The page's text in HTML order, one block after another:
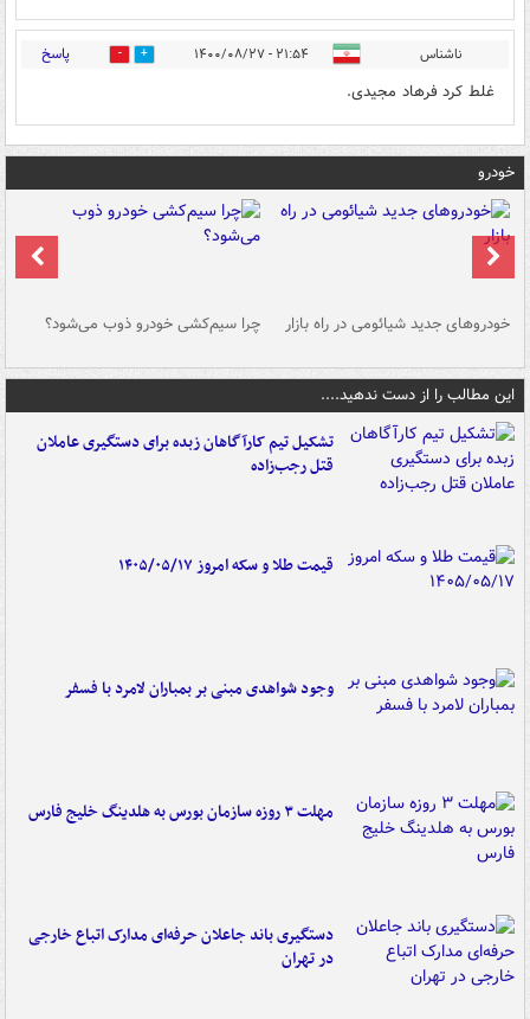
ناشناس ۲۱:۵۴ - ۱۴۰۰/۰۸/۲۷ 4 پاسخ
غلط کرد فرهاد مجیدی.
خودرو
خودروهای جدید شیائومی در راه بازار چرا سیم‌کشی خودرو ذوب می‌شود؟
این مطالب را از دست ندهید....
تشکیل تیم کارآگاهان زبده برای دستگیری عاملان
قتل رجب‌زاده
قیمت طلا و سکه امروز ۱۴۰۵/۰۵/۱۷
وجود شواهدی مبنی بر بمباران لامرد با فسفر
مهلت ۳ روزه سازمان بورس به هلدینگ خلیج فارس
دستگیری باند جاعلان حرفه‌ای مدارک اتباع خارجی
در تهران